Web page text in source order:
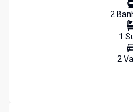
2
1
2